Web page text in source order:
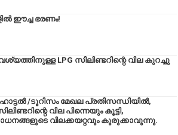
ഈച്ച ഭരണം!
LPG സിലിണ്ടറിന്റെ വില കുറച്ചു
/ടൂറിസം മേഖല പ്രതിസന്ധിയിൽ,
വില പിന്നെയും കൂട്ടി,
വിലക്കയറ്റവും കുരുക്കാവുന്നു.